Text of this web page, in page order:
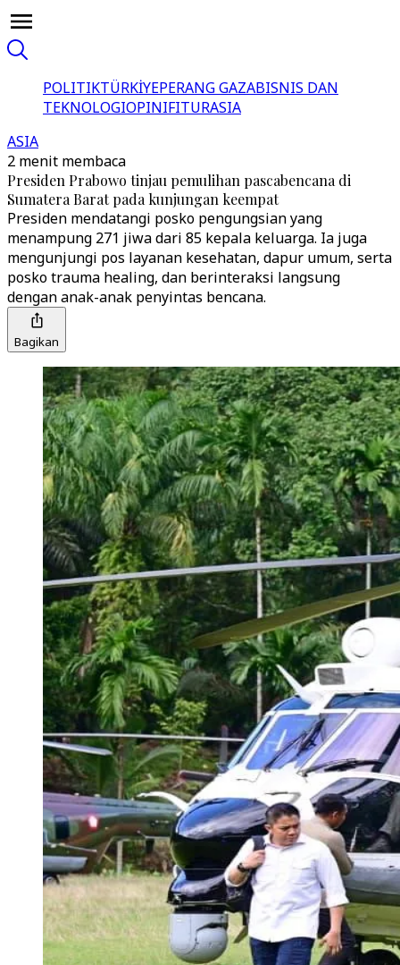
POLITIKTÜRKİYEPERANG GAZABISNIS DAN
TEKNOLOGIOPINIFITURASIA
ASIA
2 menit membaca
Presiden Prabowo tinjau pemulihan pascabencana di
Sumatera Barat pada kunjungan keempat
Presiden mendatangi posko pengungsian yang
menampung 271 jiwa dari 85 kepala keluarga. Ia juga
mengunjungi pos layanan kesehatan, dapur umum, serta
posko trauma healing, dan berinteraksi langsung
dengan anak-anak penyintas bencana.
Bagikan